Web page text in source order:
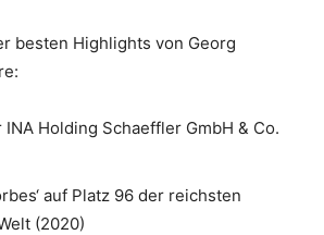
besten Highlights von Georg
Holding Schaeffler GmbH & Co.
auf Platz 96 der reichsten
(2020)